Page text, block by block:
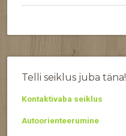
Telli seiklus juba täna!
Kontaktivaba seiklus
Autoorienteerumine